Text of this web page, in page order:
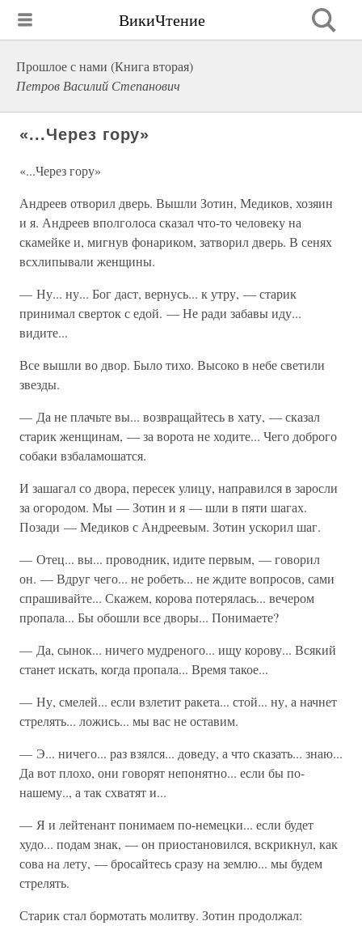
ВикиЧтение
Прошлое с нами (Книга вторая)
Петров Василий Степанович
«...Через гору»
«...Через гору»
Андреев отворил дверь. Вышли Зотин, Медиков, хозяин
и я. Андреев вполголоса сказал что-то человеку на
скамейке и, мигнув фонариком, затворил дверь. В сенях
всхлипывали женщины.
— Ну... ну... Бог даст, вернусь... к утру, — старик
принимал сверток с едой. — Не ради забавы иду...
видите...
Все вышли во двор. Было тихо. Высоко в небе светили
звезды.
— Да не плачьте вы... возвращайтесь в хату, — сказал
старик женщинам, — за ворота не ходите... Чего доброго
собаки взбаламошатся.
И зашагал со двора, пересек улицу, направился в заросли
за огородом. Мы — Зотин и я — шли в пяти шагах.
Позади — Медиков с Андреевым. Зотин ускорил шаг.
— Отец... вы... проводник, идите первым, — говорил
он. — Вдруг чего... не робеть... не ждите вопросов, сами
спрашивайте... Скажем, корова потерялась... вечером
пропала... Бы обошли все дворы... Понимаете?
— Да, сынок... ничего мудреного... ищу корову... Всякий
станет искать, когда пропала... Время такое...
— Ну, смелей... если взлетит ракета... стой... ну, а начнет
стрелять... ложись... мы вас не оставим.
— Э... ничего... раз взялся... доведу, а что сказать... знаю...
Да вот плохо, они говорят непонятно... если бы по-
нашему.., а так схватят и...
— Я и лейтенант понимаем по-немецки... если будет
худо... подам знак, — он приостановился, вскрикнул, как
сова на лету, — бросайтесь сразу на землю... мы будем
стрелять.
Старик стал бормотать молитву. Зотин продолжал: